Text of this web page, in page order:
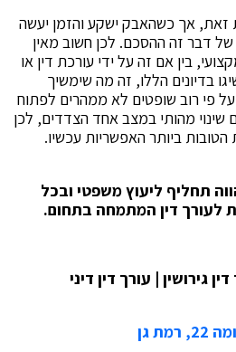
זאת, אך כשהאבק ישקע והזמן יעשה
דבר זה ההסכם. לכן חשוב מאין
בין אם זה על ידי עורכת דין או
בדיונים הללו, זה מה שימשיך
פי רוב שופטים לא ממהרים לפתוח
מהותי במצב אחד הצדדים, לכן
ביותר האפשריות עכשיו.
תחליף ליעוץ משפטי ובכל
לעורך דין המתמחה בתחום.
גירושין | עורך דין דיני